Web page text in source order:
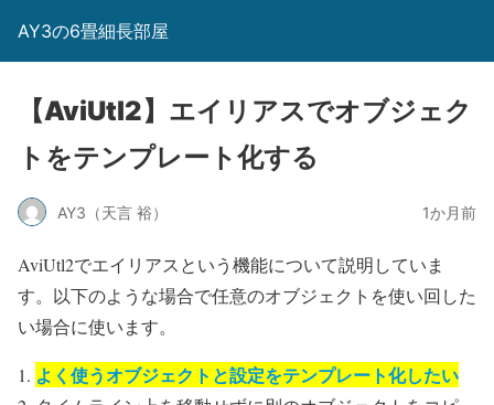
AY3の6畳細長部屋
【AviUtl2】エイリアスでオブジェク
トをテンプレート化する
AY3（天言 裕） 1か月前
AviUtl2でエイリアスという機能について説明していま
す。以下のような場合で任意のオブジェクトを使い回した
い場合に使います。
よく使うオブジェクトと設定をテンプレート化したい